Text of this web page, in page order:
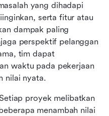
yang dihadapi
serta fitur atau
dampak paling
perspektif pelanggan
tim dapat
waktu pada pekerjaan
nilai nyata.
proyek melibatkan
menambah nilai